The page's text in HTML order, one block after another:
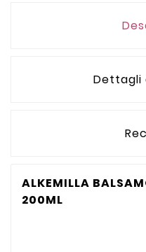
Dettagli
ALKEMILLA
200ML